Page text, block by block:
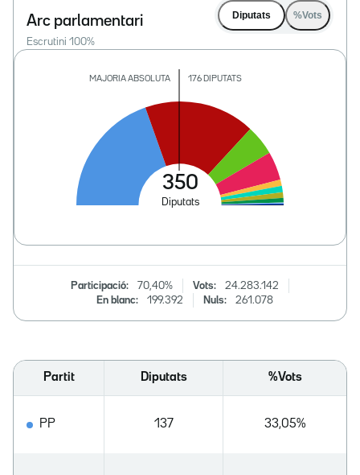
Arc parlamentari
Escrutini 100%
Diputats %Vots
Participació: 70,40% Vots:
24.283.142
En blanc:
199.392 Nuls: 261.078
Partit Diputats %Vots
PP 137 33,05%